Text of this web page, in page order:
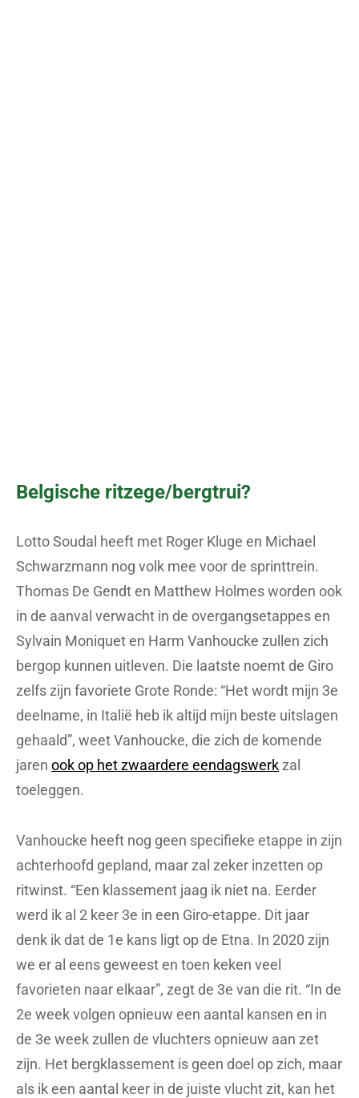
Belgische ritzege/bergtrui?
Lotto Soudal heeft met Roger Kluge en Michael
Schwarzmann nog volk mee voor de sprinttrein.
Thomas De Gendt en Matthew Holmes worden ook
in de aanval verwacht in de overgangsetappes en
Sylvain Moniquet en Harm Vanhoucke zullen zich
bergop kunnen uitleven. Die laatste noemt de Giro
zelfs zijn favoriete Grote Ronde: “Het wordt mijn 3e
deelname, in Italië heb ik altijd mijn beste uitslagen
gehaald”, weet Vanhoucke, die zich de komende
jaren ook op het zwaardere eendagswerkzal
toeleggen.
Vanhoucke heeft nog geen specifieke etappe in zijn
achterhoofd gepland, maar zal zeker inzetten op
ritwinst. “Een klassement jaag ik niet na. Eerder
werd ik al 2 keer 3e in een Giro-etappe. Dit jaar
denk ik dat de 1e kans ligt op de Etna. In 2020 zijn
we er al eens geweest en toen keken veel
favorieten naar elkaar”, zegt de 3e van die rit. “In de
2e week volgen opnieuw een aantal kansen en in
de 3e week zullen de vluchters opnieuw aan zet
zijn. Het bergklassement is geen doel op zich, maar
als ik een aantal keer in de juiste vlucht zit, kan het